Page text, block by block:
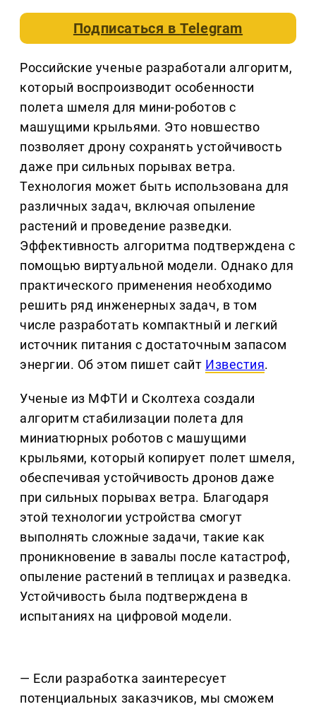
Подписаться вTelegram
Российские ученые разработали алгоритм,
который воспроизводит особенности
полета шмеля для мини-роботов с
машущими крыльями. Это новшество
позволяет дрону сохранять устойчивость
даже при сильных порывах ветра.
Технология может быть использована для
различных задач, включая опыление
растений и проведение разведки.
Эффективность алгоритма подтверждена с
помощью виртуальной модели. Однако для
практического применения необходимо
решить ряд инженерных задач, в том
числе разработать компактный и легкий
источник питания с достаточным запасом
энергии. Об этом пишет сайт Известия.
Ученые из МФТИ и Сколтеха создали
алгоритм стабилизации полета для
миниатюрных роботов с машущими
крыльями, который копирует полет шмеля,
обеспечивая устойчивость дронов даже
при сильных порывах ветра. Благодаря
этой технологии устройства смогут
выполнять сложные задачи, такие как
проникновение в завалы после катастроф,
опыление растений в теплицах и разведка.
Устойчивость была подтверждена в
испытаниях на цифровой модели.
— Если разработка заинтересует
потенциальных заказчиков, мы сможем